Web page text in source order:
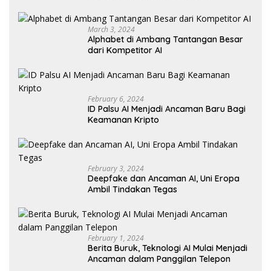
March 3, 2024
Alphabet di Ambang Tantangan Besar
dari Kompetitor AI
February 6, 2024
ID Palsu AI Menjadi Ancaman Baru Bagi
Keamanan Kripto
February 3, 2024
Deepfake dan Ancaman AI, Uni Eropa
Ambil Tindakan Tegas
February 1, 2024
Berita Buruk, Teknologi AI Mulai Menjadi
Ancaman dalam Panggilan Telepon